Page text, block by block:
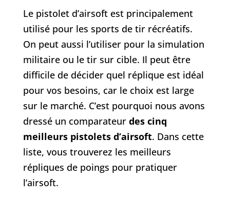
Le pistolet d’airsoft est principalement
utilisé pour les sports de tir récréatifs.
On peut aussi l’utiliser pour la simulation
militaire ou le tir sur cible. Il peut être
difficile de décider quel réplique est idéal
pour vos besoins, car le choix est large
sur le marché. C’est pourquoi nous avons
dressé un comparateurdes cinq
meilleurs pistolets d’airsoft. Dans cette
liste, vous trouverez les meilleurs
répliques de poings pour pratiquer
l’airsoft.